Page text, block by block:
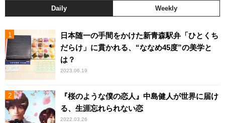
Daily Weekly
日本随一の手間をかけた新青森駅弁「ひとくち
だらけ」に貫かれる、“ななめ45度”の美学と
は？
2023.06.19
『桜のような僕の恋人』中島健人が世界に届け
る、生涯忘れられない恋
2022.03.26